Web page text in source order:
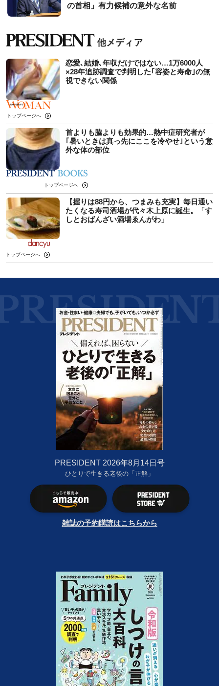
の首相」有力候補の意外な名前
恋愛､結婚､年収だけではない…1万6000人
×28年追跡調査で判明した｢容姿と寿命｣の無
視できない関係
トップページへ
首よりも脇よりも効果的…熱中症研究者が
｢暑いときは真っ先にここを冷やせ｣という意
外な体の部位
トップページへ
【握りは88円から、つまみも充実】毎日通い
たくなる寿司酒場が代々木上原に誕生。「す
しとおばんざい酒場ゑんがわ」
トップページへ
PRESIDENT 2026年8月14日号
ひとりで生きる老後の「正解」
雑誌の予約購読はこちらから